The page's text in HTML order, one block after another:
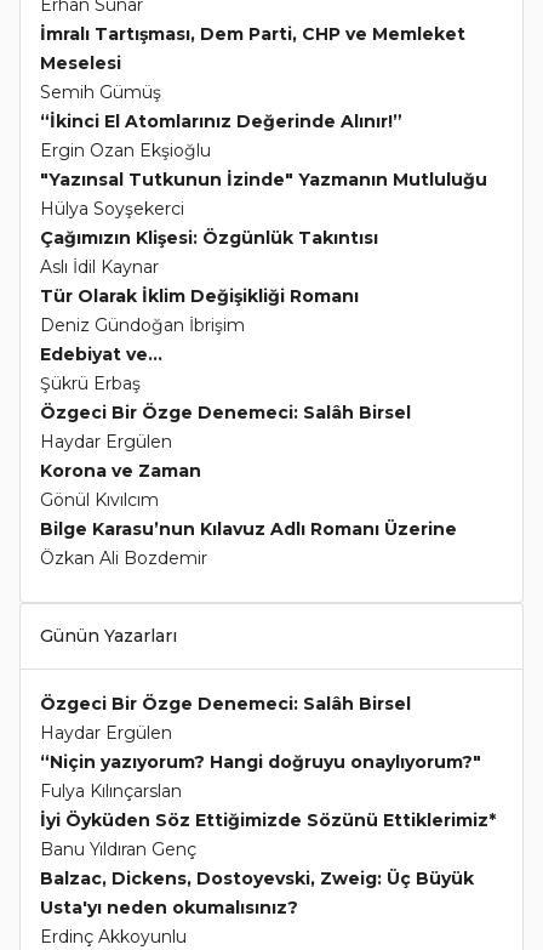
Erhan Sunar
İmralı Tartışması, Dem Parti, CHP ve Memleket
Meselesi
Semih Gümüş
“İkinci El Atomlarınız Değerinde Alınır!”
Ergin Ozan Ekşioğlu
"Yazınsal Tutkunun İzinde" Yazmanın Mutluluğu
Hülya Soyşekerci
Çağımızın Klişesi: Özgünlük Takıntısı
Aslı İdil Kaynar
Tür Olarak İklim Değişikliği Romanı
Deniz Gündoğan İbrişim
Edebiyat ve...
Şükrü Erbaş
Özgeci Bir Özge Denemeci: Salâh Birsel
Haydar Ergülen
Korona ve Zaman
Gönül Kıvılcım
Bilge Karasu’nun Kılavuz Adlı Romanı Üzerine
Özkan Ali Bozdemir
Günün Yazarları
Özgeci Bir Özge Denemeci: Salâh Birsel
Haydar Ergülen
“Niçin yazıyorum? Hangi doğruyu onaylıyorum?"
Fulya Kılınçarslan
İyi Öyküden Söz Ettiğimizde Sözünü Ettiklerimiz*
Banu Yıldıran Genç
Balzac, Dickens, Dostoyevski, Zweig: Üç Büyük
Usta'yı neden okumalısınız?
Erdinç Akkoyunlu